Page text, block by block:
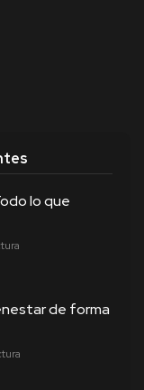
lo que
de forma